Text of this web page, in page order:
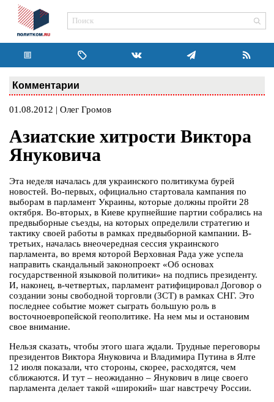
Комментарии
01.08.2012 | Олег Громов
Азиатские хитрости Виктора
Януковича
Эта неделя началась для украинского политикума бурей
новостей. Во-первых, официально стартовала кампания по
выборам в парламент Украины, которые должны пройти 28
октября. Во-вторых, в Киеве крупнейшие партии собрались на
предвыборные съезды, на которых определили стратегию и
тактику своей работы в рамках предвыборной кампании. В-
третьих, началась внеочередная сессия украинского
парламента, во время которой Верховная Рада уже успела
направить скандальный законопроект «Об основах
государственной языковой политики» на подпись президенту.
И, наконец, в-четвертых, парламент ратифицировал Договор о
создании зоны свободной торговли (ЗСТ) в рамках СНГ. Это
последнее событие может сыграть большую роль в
восточноевропейской геополитике. На нем мы и остановим
свое внимание.
Нельзя сказать, чтобы этого шага ждали. Трудные переговоры
президентов Виктора Януковича и Владимира Путина в Ялте
12 июля показали, что стороны, скорее, расходятся, чем
сближаются. И тут – неожиданно – Янукович в лице своего
парламента делает такой «широкий» шаг навстречу России.